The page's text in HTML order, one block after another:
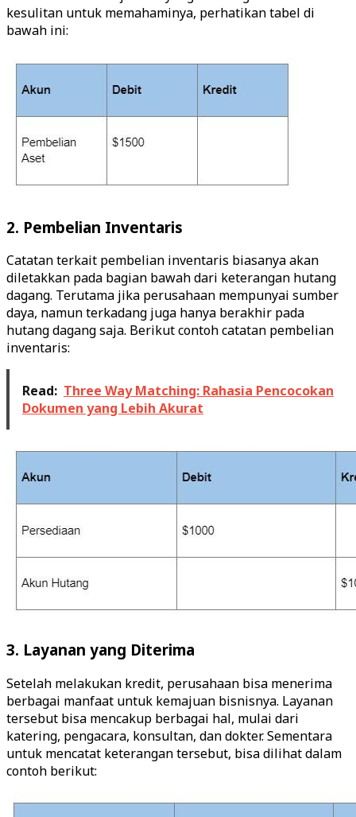
kesulitan untuk memahaminya, perhatikan tabel di
bawah ini:
2. Pembelian Inventaris
Catatan terkait pembelian inventaris biasanya akan
diletakkan pada bagian bawah dari keterangan hutang
dagang. Terutama jika perusahaan mempunyai sumber
daya, namun terkadang juga hanya berakhir pada
hutang dagang saja. Berikut contoh catatan pembelian
inventaris:
Read: Three Way Matching: Rahasia Pencocokan
Dokumen yang Lebih Akurat
3. Layanan yang Diterima
Setelah melakukan kredit, perusahaan bisa menerima
berbagai manfaat untuk kemajuan bisnisnya. Layanan
tersebut bisa mencakup berbagai hal, mulai dari
katering, pengacara, konsultan, dan dokter. Sementara
untuk mencatat keterangan tersebut, bisa dilihat dalam
contoh berikut: